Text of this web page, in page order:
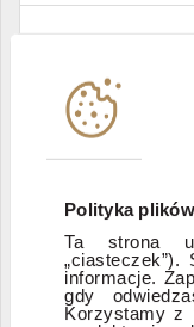
Polityka
Ta strona
informacje.
gdy
Korzystamy z
Instytucje
Zastrzeżenia